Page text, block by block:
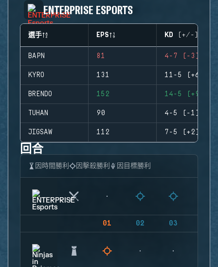
ENTERPRISE ESPORTS
選手 EPS KD (+/-)
BAPN 81 4-7 (-3)
KYRO 131 11-5 (+6)
BRENDO 152 14-5 (+9)
TUHAN 90 4-5 (-1)
JIGSAW 112 7-5 (+2)
回合
因時間勝利 因擊殺勝利 因目標勝利
01 02 03